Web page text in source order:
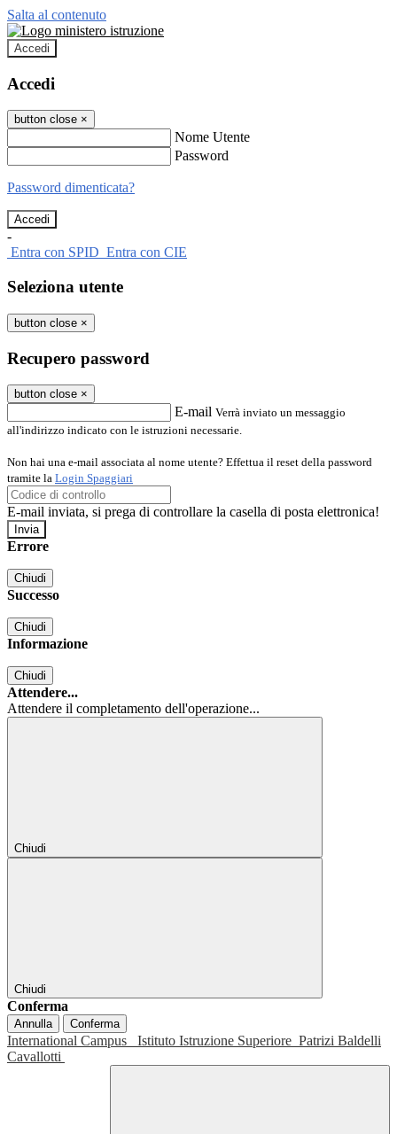
Salta al contenuto
Accedi
Accedi
button close ×
Nome Utente
Password
Password dimenticata?
-
Entra con SPID Entra con CIE
Seleziona utente
button close ×
Recupero password
button close ×
E-mail Verrà inviato un messaggio
all'indirizzo indicato con le istruzioni necessarie.
Non hai una e-mail associata al nome utente? Effettua il reset della password
tramite la Login Spaggiari
E-mail inviata, si prega di controllare la casella di posta elettronica!
Errore
Chiudi
Successo
Chiudi
Informazione
Chiudi
Attendere...
Attendere il completamento dell'operazione...
Chiudi
Chiudi
Conferma
Annulla Conferma
International Campus Istituto Istruzione Superiore Patrizi Baldelli
Cavallotti